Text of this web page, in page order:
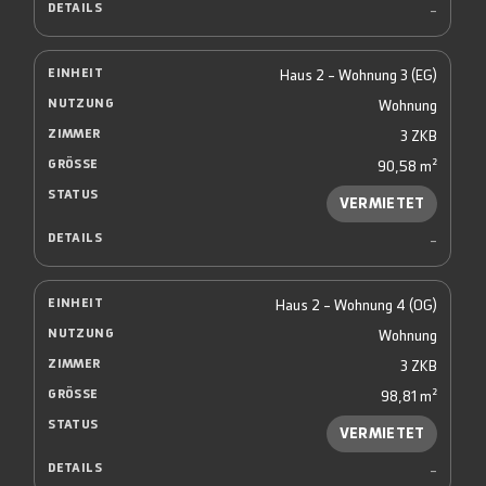
-
Haus 2 - Wohnung 3 (EG)
Wohnung
3 ZKB
90,58 m²
VERMIETET
-
Haus 2 - Wohnung 4 (OG)
Wohnung
3 ZKB
98,81 m²
VERMIETET
-